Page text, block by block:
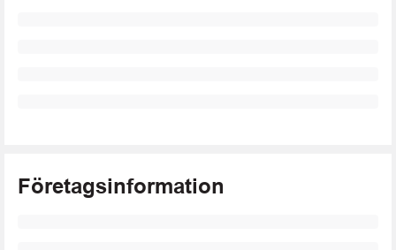
Företagsinformation